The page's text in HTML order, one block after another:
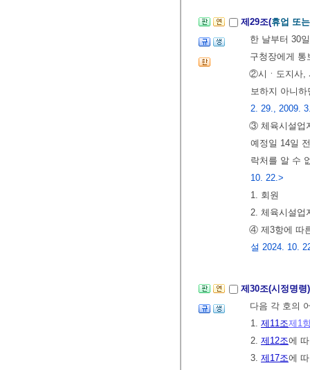
제29조(휴업 또
한 날부터 30
구청장에게
②시ㆍ도지사,
보하지 아니
2. 29., 2009.
③ 체육시설업
예정일 14일
락처를 알 수
10. 22.>
1. 회원
2. 체육시설업
④ 제3항에 따
설 2024. 10.
제30조(시정명
다음 각 호의
1. 제11조제1
2. 제12조에
3. 제17조에